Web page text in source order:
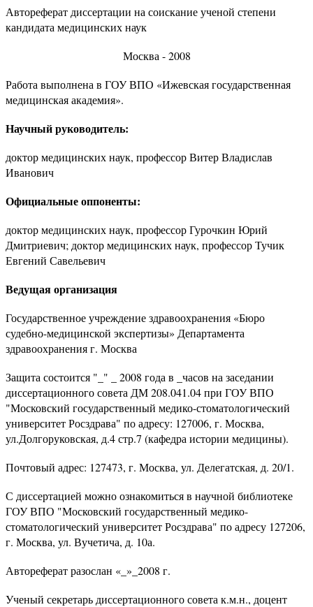
Автореферат диссертации на соискание ученой степени
кандидата медицинских наук
Москва - 2008
Работа выполнена в ГОУ ВПО «Ижевская государственная
медицинская академия».
Научный руководитель:
доктор медицинских наук, профессор Витер Владислав
Иванович
Официальные оппоненты:
доктор медицинских наук, профессор Гурочкин Юрий
Дмитриевич; доктор медицинских наук, профессор Тучик
Евгений Савельевич
Ведущая организация
Государственное учреждение здравоохранения «Бюро
судебно-медицинской экспертизы» Департамента
здравоохранения г. Москва
Защита состоится "_" _ 2008 года в _часов на заседании
диссертационного совета ДМ 208.041.04 при ГОУ ВПО
"Московский государственный медико-стоматологический
университет Росздрава" по адресу: 127006, г. Москва,
ул.Долгоруковская, д.4 стр.7 (кафедра истории медицины).
Почтовый адрес: 127473, г. Москва, ул. Делегатская, д. 20/1.
С диссертацией можно ознакомиться в научной библиотеке
ГОУ ВПО "Московский государственный медико-
стоматологический университет Росздрава" по адресу 127206,
г. Москва, ул. Вучетича, д. 10а.
Автореферат разослан «_»_2008 г.
Ученый секретарь диссертационного совета к.м.н., доцент